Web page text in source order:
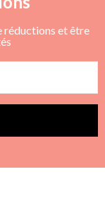
réductions et être